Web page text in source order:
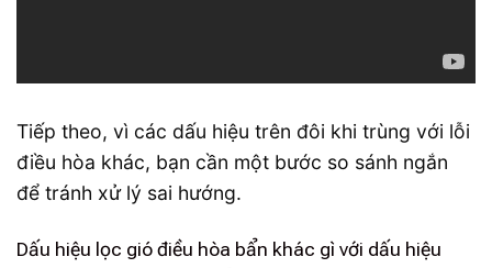
Tiếp theo, vì các dấu hiệu trên đôi khi trùng với lỗi
điều hòa khác, bạn cần một bước so sánh ngắn
để tránh xử lý sai hướng.
Dấu hiệu lọc gió điều hòa bẩn khác gì với dấu hiệu